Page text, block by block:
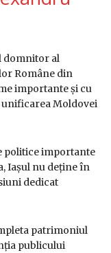
domnitor al
Române din
importante și cu
unificarea Moldovei
politice importante
Iașul nu deține în
dedicat
patrimoniul
publicului